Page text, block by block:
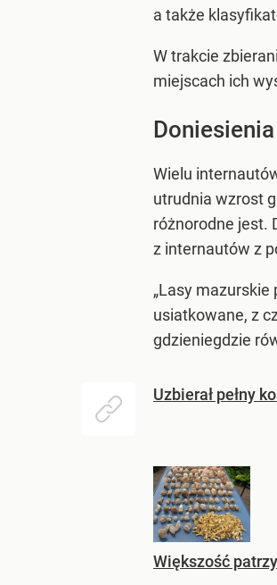
a także
W trakcie
miejscach ich
Wielu
utrudnia wzrost
różnorodne jest.
z internautów z
„Lasy mazurskie
usiatkowane, z
gdzieniegdzie
Uzbierał pełny
Większość